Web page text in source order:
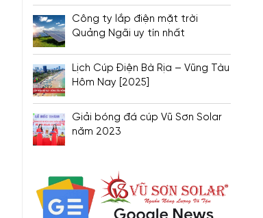
Công ty lắp điện mặt trời
Quảng Ngãi uy tín nhất
Lịch Cúp Điện Bà Rịa – Vũng Tàu
Hôm Nay [2025]
Giải bóng đá cúp Vũ Sơn Solar
năm 2023